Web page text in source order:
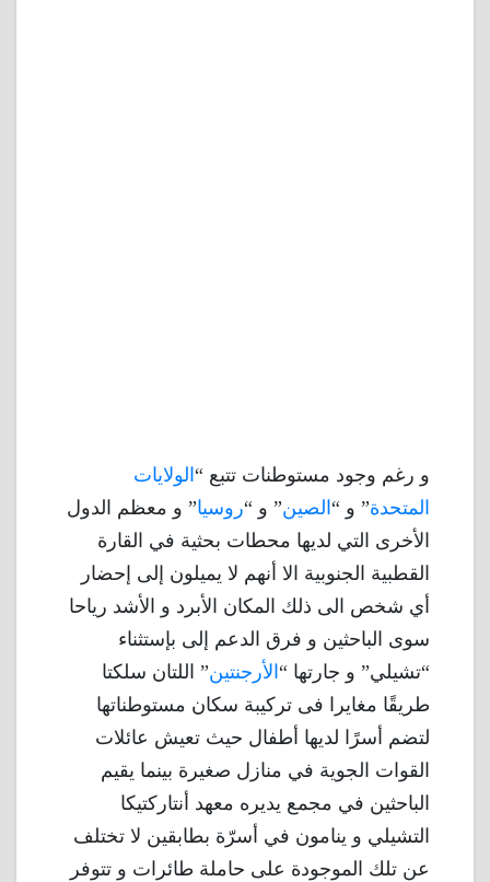
و رغم وجود مستوطنات تتبع “ الولايات
المتحدة” و “ الصين” و “روسيا” و معظم الدول
الأخرى التي لديها محطات بحثية في القارة
القطبية الجنوبية الا أنهم لا يميلون إلى إحضار
أي شخص الى ذلك المكان الأبرد و الأشد رياحا
سوى الباحثين و فرق الدعم إلى بإستثناء
“تشيلي” و جارتها “ الأرجنتين” اللتان سلكتا
طريقًا مغايرا فى تركيبة سكان مستوطناتها
لتضم أسرًا لديها أطفال حيث تعيش عائلات
القوات الجوية في منازل صغيرة بينما يقيم
الباحثين في مجمع يديره معهد أنتاركتيكا
التشيلي و ينامون في أسرّة بطابقين لا تختلف
عن تلك الموجودة على حاملة طائرات و تتوفر